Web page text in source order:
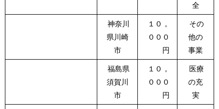
全
神奈川
県川崎
市
１０，
０００
円
その
他の
事業
福島県
須賀川
市
１０，
０００
円
医療
の充
実